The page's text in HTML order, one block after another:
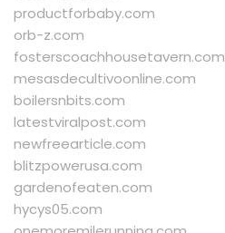
productforbaby.com
orb-z.com
fosterscoachhousetavern.com
mesasdecultivoonline.com
boilersnbits.com
latestviralpost.com
newfreearticle.com
blitzpowerusa.com
gardenofeaten.com
hycys05.com